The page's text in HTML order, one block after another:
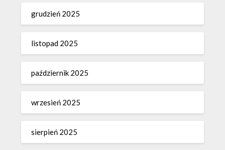
grudzień 2025
listopad 2025
październik 2025
wrzesień 2025
sierpień 2025